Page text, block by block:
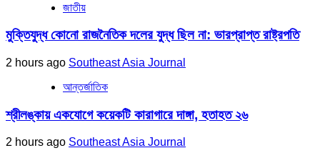
জাতীয়
মুক্তিযুদ্ধ কোনো রাজনৈতিক দলের যুদ্ধ ছিল না: ভারপ্রাপ্ত রাষ্ট্রপতি
2 hours ago Southeast Asia Journal
আন্তর্জাতিক
শ্রীলঙ্কায় একযোগে কয়েকটি কারাগারে দাঙ্গা, হতাহত ২৬
2 hours ago Southeast Asia Journal